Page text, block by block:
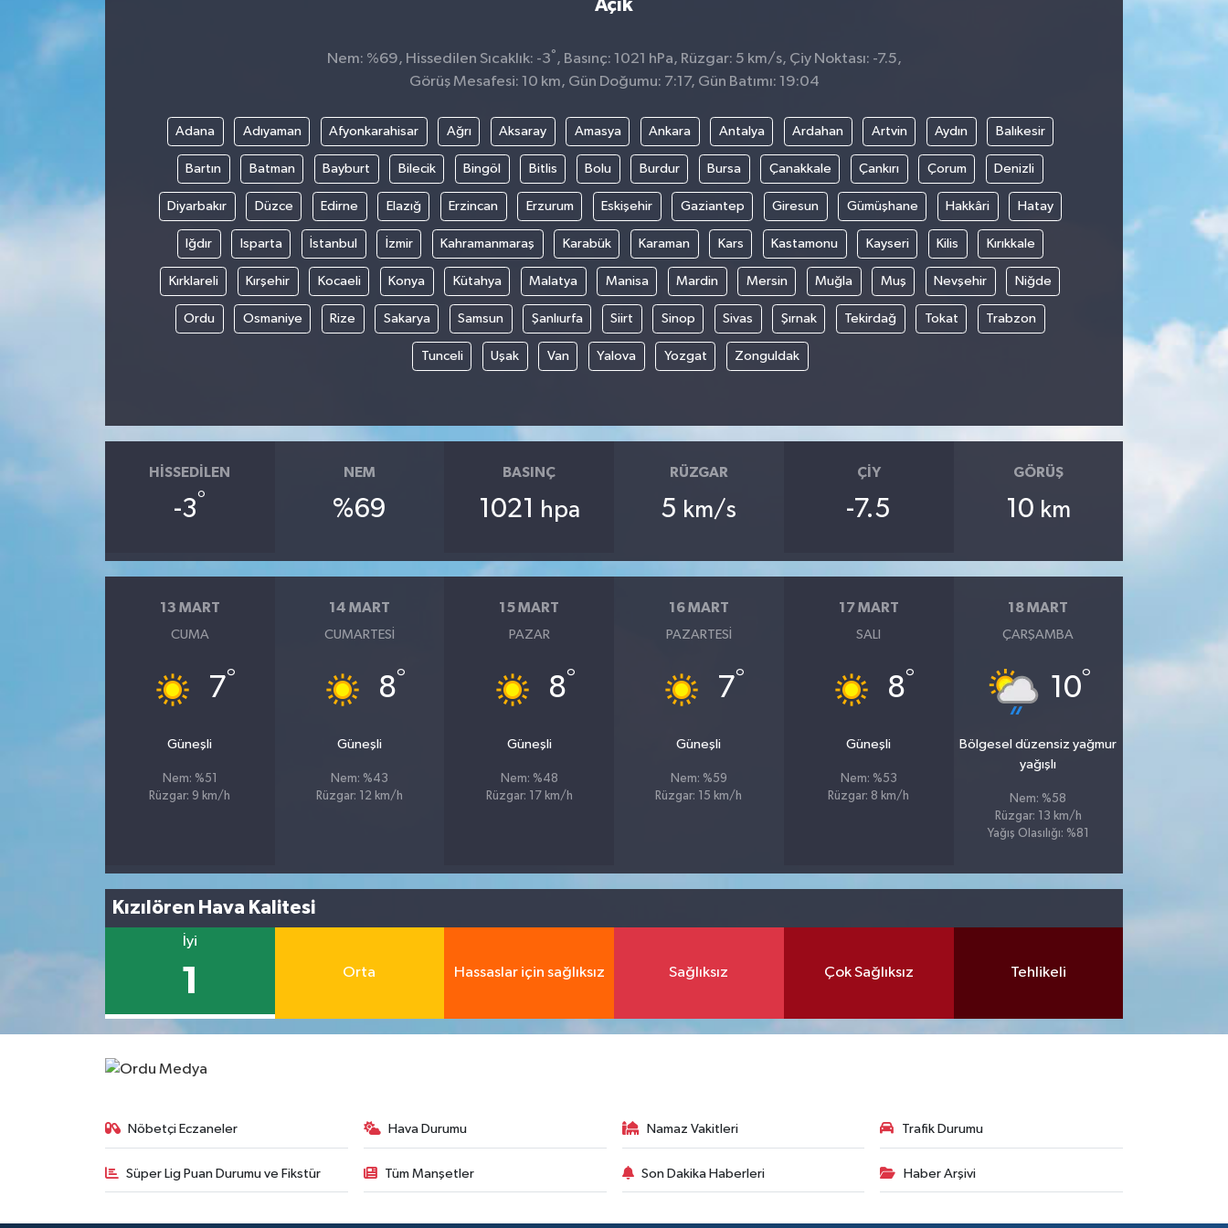
Açık
Nem: %69, Hissedilen Sıcaklık: -3° , Basınç: 1021 hPa, Rüzgar: 5 km/s, Çiy Noktası: -7.5,
Görüş Mesafesi: 10 km, Gün Doğumu: 7:17, Gün Batımı: 19:04
Adana Adıyaman Afyonkarahisar Ağrı Aksaray Amasya Ankara Antalya Ardahan Artvin Aydın Balıkesir
Bartın Batman Bayburt Bilecik Bingöl Bitlis Bolu Burdur Bursa Çanakkale Çankırı Çorum Denizli
Diyarbakır Düzce Edirne Elazığ Erzincan Erzurum Eskişehir Gaziantep Giresun Gümüşhane Hakkâri Hatay
Iğdır Isparta İstanbul İzmir Kahramanmaraş Karabük Karaman Kars Kastamonu Kayseri Kilis Kırıkkale
Kırklareli Kırşehir Kocaeli Konya Kütahya Malatya Manisa Mardin Mersin Muğla Muş Nevşehir Niğde
Ordu Osmaniye Rize Sakarya Samsun Şanlıurfa Siirt Sinop Sivas Şırnak Tekirdağ Tokat Trabzon
Tunceli Uşak Van Yalova Yozgat Zonguldak
HISSEDILEN
-3°
NEM
%69
BASINÇ
1021 hpa
RÜZGAR
5 km/s
ÇIY
-7.5
GÖRÜŞ
10 km
13 MART
CUMA
7°
Güneşli
Nem: %51
Rüzgar: 9 km/h
14 MART
CUMARTESI
8°
Güneşli
Nem: %43
Rüzgar: 12 km/h
15 MART
PAZAR
8°
Güneşli
Nem: %48
Rüzgar: 17 km/h
16 MART
PAZARTESI
7°
Güneşli
Nem: %59
Rüzgar: 15 km/h
17 MART
SALI
8°
Güneşli
Nem: %53
Rüzgar: 8 km/h
18 MART
ÇARŞAMBA
10°
Bölgesel düzensiz yağmur
yağışlı
Nem: %58
Rüzgar: 13 km/h
Yağış Olasılığı: %81
Kızılören Hava Kalitesi
İyi
1 Orta Hassaslar için sağlıksız Sağlıksız Çok Sağlıksız Tehlikeli
Nöbetçi Eczaneler Hava Durumu Namaz Vakitleri Trafik Durumu
Süper Lig Puan Durumu ve Fikstür Tüm Manşetler Son Dakika Haberleri Haber Arşivi